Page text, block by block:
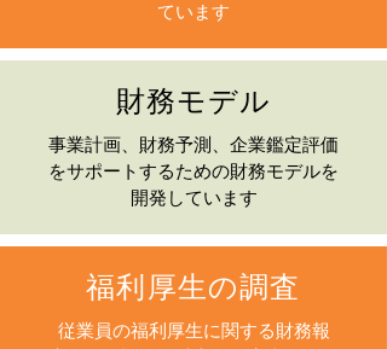
ています
財務モデル
事業計画、財務予測、企業鑑定評価
をサポートするための財務モデルを
開発しています
福利厚生の調査
従業員の福利厚生に関する財務報